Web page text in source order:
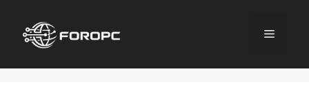
contenido
Menú